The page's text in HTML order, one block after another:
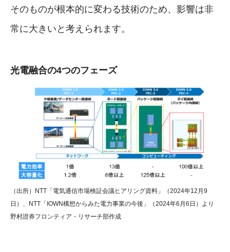
そのものが根本的に変わる技術のため、影響は非
常に大きいと考えられます。
光電融合の4つのフェーズ
（出所）NTT「電気通信市場検証会議ヒアリング資料」（2024年12月9
日）、NTT「IOWN構想からみた電力事業の今後」（2024年6月6日）より
野村證券フロンティア・リサーチ部作成